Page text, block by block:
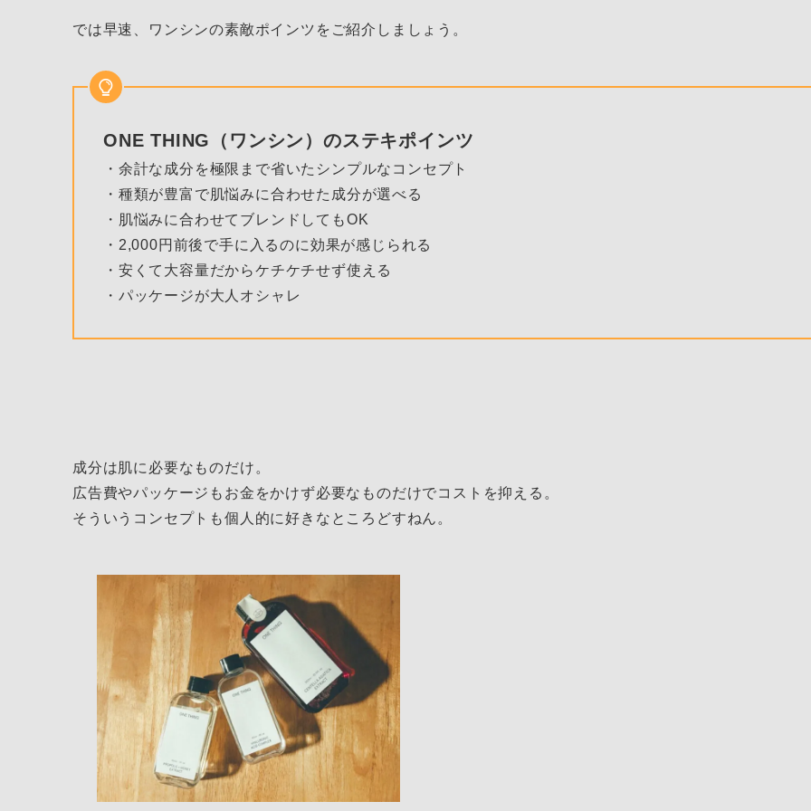
では早速、ワンシンの素敵ポインツをご紹介しましょう。
ONE THING（ワンシン）のステキポインツ
・余計な成分を極限まで省いたシンプルなコンセプト
・種類が豊富で肌悩みに合わせた成分が選べる
・肌悩みに合わせてブレンドしてもOK
・2,000円前後で手に入るのに効果が感じられる
・安くて大容量だからケチケチせず使える
・パッケージが大人オシャレ
成分は肌に必要なものだけ。
広告費やパッケージもお金をかけず必要なものだけでコストを抑える。
そういうコンセプトも個人的に好きなところどすねん。